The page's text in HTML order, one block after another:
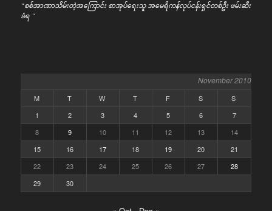
“စစ်အာဏာသိမ်းတဲ့အကြောင်း စာအုပ်ရေးသူ အမေရိကန်လုပ်ငန်းရှင်တစ်ဦး ဖမ်းဆီး
ခံရ “
November 2010
M T W T F S
S
1
2 3 4 5 6
7
8
9 10 11 12 13
14
15
16 17 18 19 20
21
22
23 24 25 26 27
28
29
30